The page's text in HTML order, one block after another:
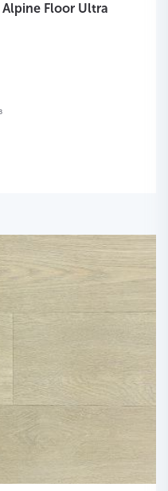
Floor Ultra